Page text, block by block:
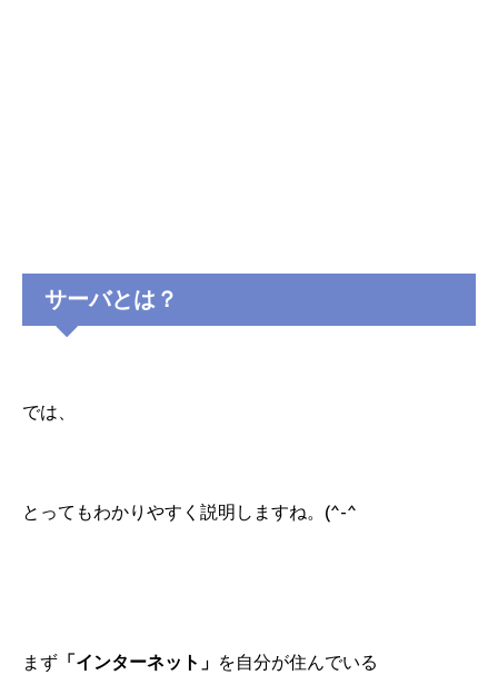
サーバとは？
では、
とってもわかりやすく説明しますね。(^-^
まず 「インターネット」 を自分が住んでいる